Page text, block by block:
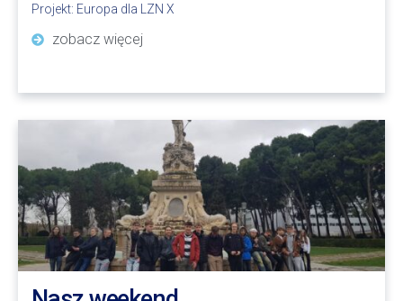
Projekt: Europa dla LZN X
zobacz więcej